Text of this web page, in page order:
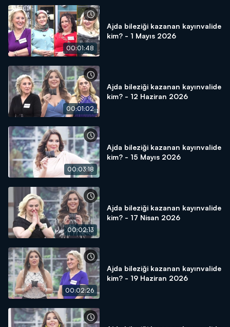
00:01:48
Ajda bileziği kazanan kayınvalide
kim? - 1 Mayıs 2026
00:01:02
Ajda bileziği kazanan kayınvalide
kim? - 12 Haziran 2026
00:03:18
Ajda bileziği kazanan kayınvalide
kim? - 15 Mayıs 2026
00:02:13
Ajda bileziği kazanan kayınvalide
kim? - 17 Nisan 2026
00:02:26
Ajda bileziği kazanan kayınvalide
kim? - 19 Haziran 2026